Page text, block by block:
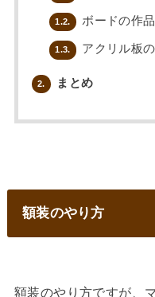
1.2. ボードの作
1.3. アクリル板
2. まとめ
額装のやり方
額装のやり方ですが、